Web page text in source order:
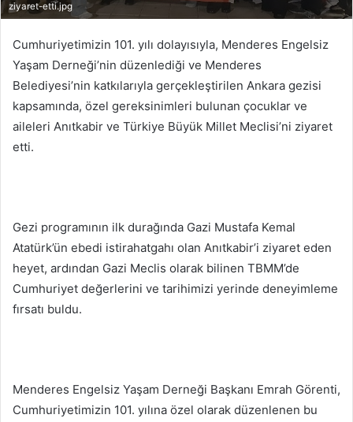
ziyaret-etti.jpg
Cumhuriyetimizin 101. yılı dolayısıyla, Menderes Engelsiz
Yaşam Derneği’nin düzenlediği ve Menderes
Belediyesi’nin katkılarıyla gerçekleştirilen Ankara gezisi
kapsamında, özel gereksinimleri bulunan çocuklar ve
aileleri Anıtkabir ve Türkiye Büyük Millet Meclisi’ni ziyaret
etti.
Gezi programının ilk durağında Gazi Mustafa Kemal
Atatürk’ün ebedi istirahatgahı olan Anıtkabir’i ziyaret eden
heyet, ardından Gazi Meclis olarak bilinen TBMM’de
Cumhuriyet değerlerini ve tarihimizi yerinde deneyimleme
fırsatı buldu.
Menderes Engelsiz Yaşam Derneği Başkanı Emrah Görenti,
Cumhuriyetimizin 101. yılına özel olarak düzenlenen bu